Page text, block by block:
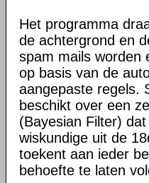
Het programma
de achtergrond en
spam mails worden
op basis van de
aangepaste regels.
beschikt over een
(Bayesian Filter)
wiskundige uit de
toekent aan ieder
behoefte te laten